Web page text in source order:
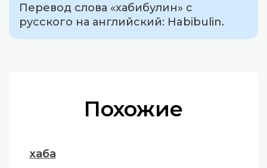
Перевод слова «хабибулин» с
русского на английский: Habibulin.
Похожие
хаба